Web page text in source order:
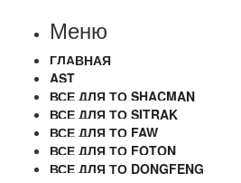
Меню
ГЛАВНАЯ
AST
ВСЕ ДЛЯ ТО SHACMAN
ВСЕ ДЛЯ ТО SITRAK
ВСЕ ДЛЯ ТО FAW
ВСЕ ДЛЯ ТО FOTON
ВСЕ ДЛЯ ТО DONGFENG